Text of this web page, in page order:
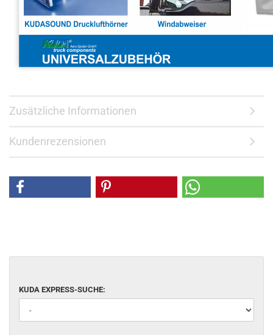
Zusätzliche Informationen
Kundenrezensionen
KUDA EXPRESS-SUCHE: